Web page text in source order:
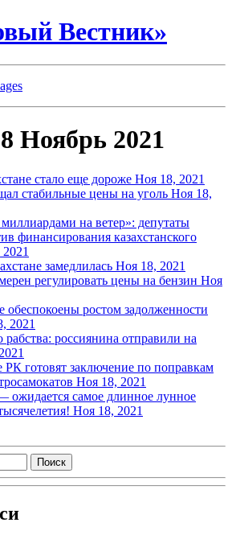
Вестник»
Ноябрь 2021
стало еще дороже Ноя 18, 2021
стабильные цены на уголь Ноя 18,
на ветер»: депутаты
финансирования казахстанского
замедлилась Ноя 18, 2021
регулировать цены на бензин Ноя
обеспокоены ростом задолженности
2021
рабства: россиянина отправили на
готовят заключение по поправкам
Ноя 18, 2021
ожидается самое длинное лунное
Ноя 18, 2021